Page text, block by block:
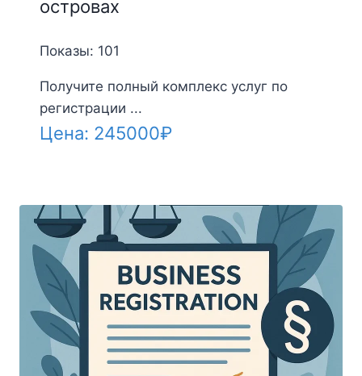
островах
Показы: 101
Получите полный комплекс услуг по
регистрации ...
Цена: 245000₽